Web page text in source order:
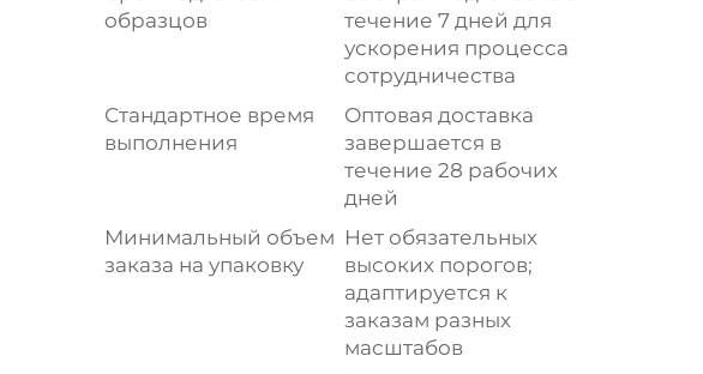
образцов
течение 7 дней для
ускорения процесса
сотрудничества
Стандартное время
выполнения
Оптовая доставка
завершается в
течение 28 рабочих
дней
Минимальный объем
заказа на упаковку
Нет обязательных
высоких порогов;
адаптируется к
заказам разных
масштабов